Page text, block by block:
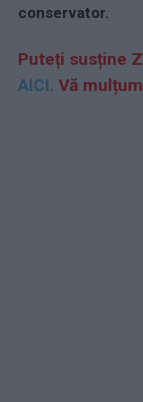
conservator.
Puteți susține
AICI. Vă